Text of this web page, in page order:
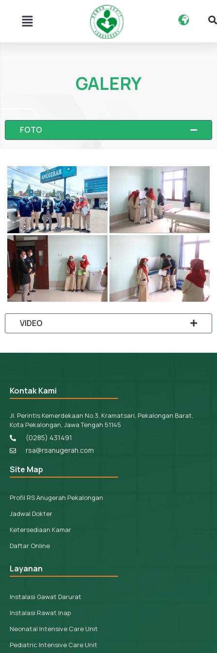
Menu
GALERY
FOTO
VIDEO
Kontak Kami
Jl. Perintis Kemerdekaan No.3, Kramatsari, Pekalongan Barat,
Kota Pekalongan, Jawa Tengah 51145
(0285) 431491
rsa@rsanugerah.com
Site Map
Profil RS Anugerah Pekalongan
Jadwal Dokter
Ketersediaan Kamar
Daftar Online
Layanan
Instalasi Gawat Darurat
Instalasi Rawat Inap
Neonatal Intensive Care Unit
Pediatric Intensive Care Unit